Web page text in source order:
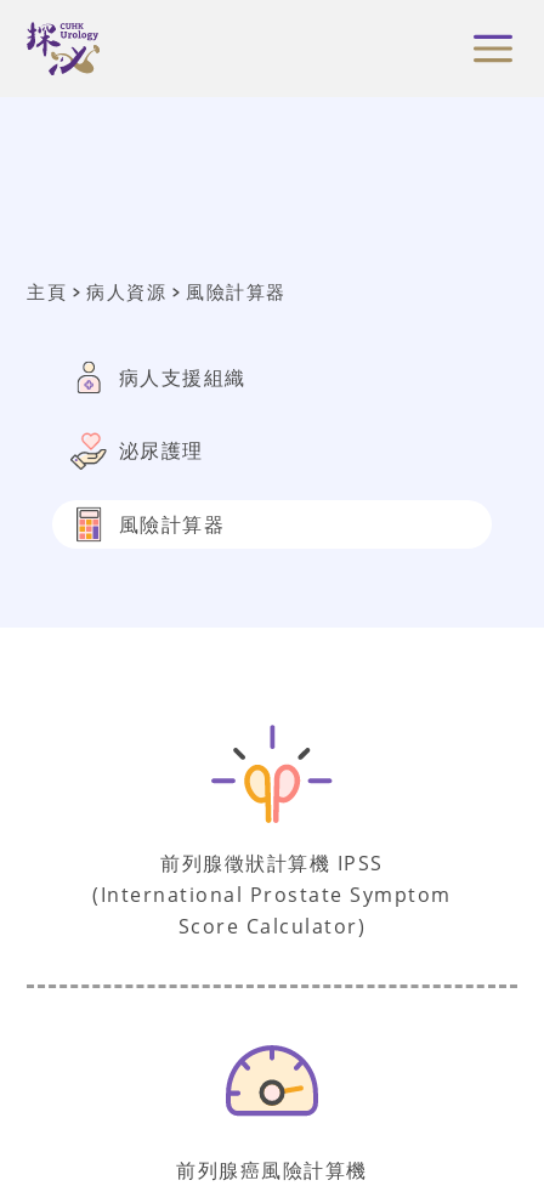
主頁 病人資源 風險計算器
病人支援組織
泌尿護理
風險計算器
前列腺徵狀計算機 IPSS
(International Prostate Symptom
Score Calculator)
前列腺癌風險計算機